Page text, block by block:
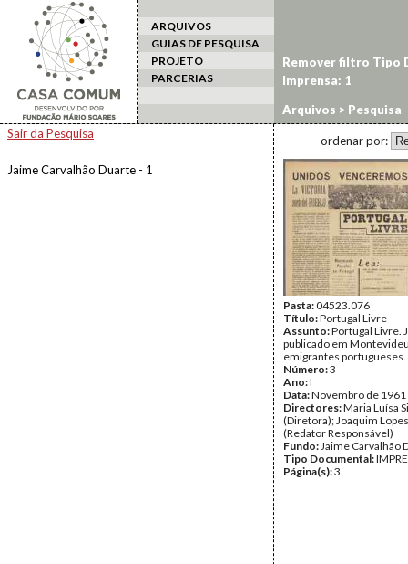
ARQUIVOS
GUIAS DE PESQUISA
PROJETO
PARCERIAS
Arquivos > Pesquisa
Sair da Pesquisa
Jaime Carvalhão Duarte - 1
Remover filtro Tipo
Imprensa: 1
ordenar por:
Pasta:04523.076
Título:Portugal Livre
Assunto:Portugal Livre.
publicado em
emigrantes portugueses.
Número:3
Ano:I
Data:Novembro de 1961
Directores:Maria Luísa
(Diretora); Joaquim
(Redator Responsável)
Fundo:Jaime Carvalhão
Tipo Documental:
Página(s):3